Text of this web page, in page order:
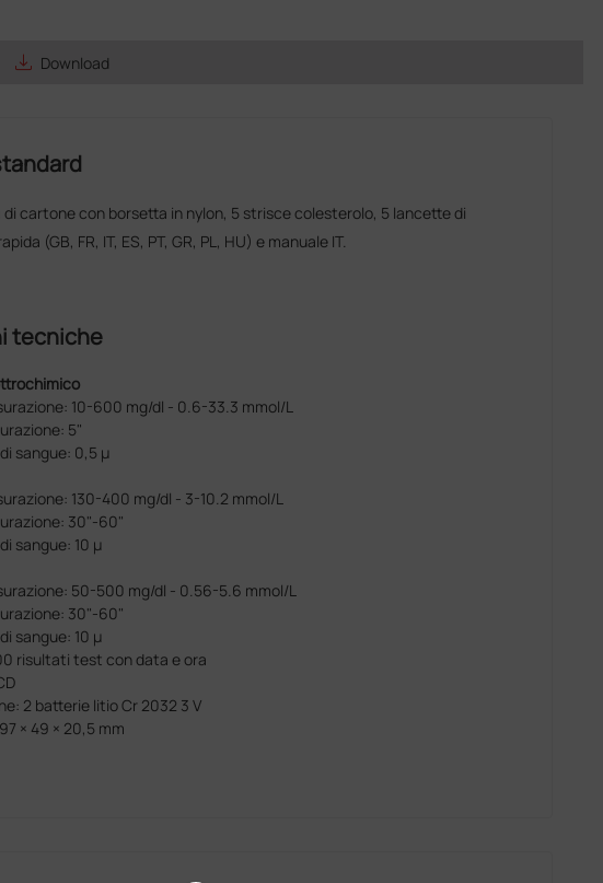
save_alt Download
cartone con borsetta in nylon, 5 strisce colesterolo, 5 lancette di
(GB, FR, IT, ES, PT, GR, PL, HU) e manuale IT.
tecniche
10-600 mg/dl - 0.6-33.3 mmol/L
5"
sangue: 0,5 µ
130-400 mg/dl - 3-10.2 mmol/L
30"-60"
sangue: 10 µ
50-500 mg/dl - 0.56-5.6 mmol/L
30"-60"
sangue: 10 µ
risultati test con data e ora
2 batterie litio Cr 2032 3 V
× 49 × 20,5 mm